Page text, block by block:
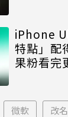
iPhone
特點」配
果粉看完
微軟 改名